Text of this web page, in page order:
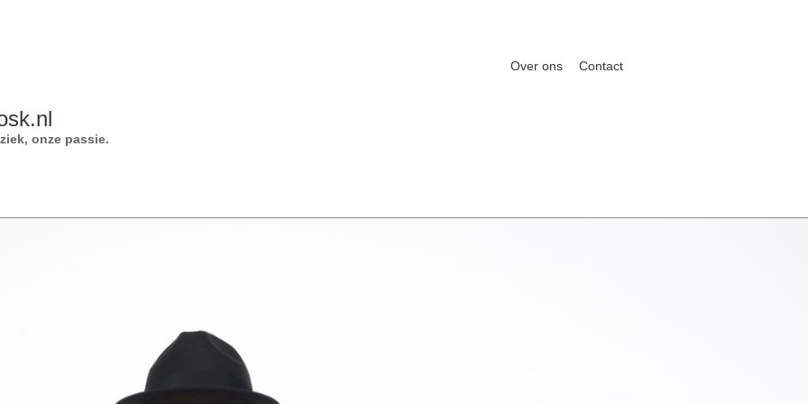
onze passie.
Over ons Contact